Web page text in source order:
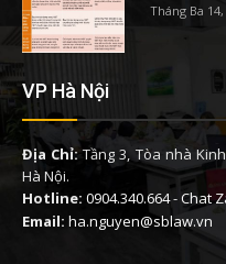
Tháng Ba 14,
VP Hà Nội
Địa Chỉ: Tầng 3, Tòa nhà
Hà Nội.
Hotline: 0904.340.664-Chat
Email: ha.nguyen@sblaw.vn